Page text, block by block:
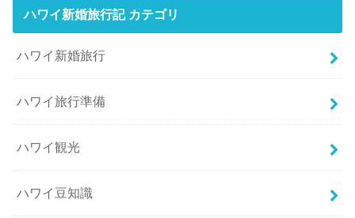
ハワイ新婚旅行記 カテゴリ
ハワイ新婚旅行
ハワイ旅行準備
ハワイ観光
ハワイ豆知識